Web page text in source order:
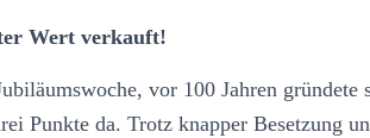
Wert verkauft!
vor 100 Jahren
Punkte da. Trotz knapper Besetzung